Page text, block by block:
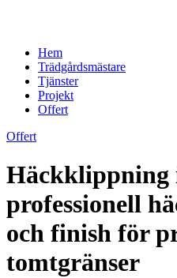
Hem
Trädgårdsmästare
Tjänster
Projekt
Offert
Offert
Häckklippning
professionell
och finish för
tomtgränser